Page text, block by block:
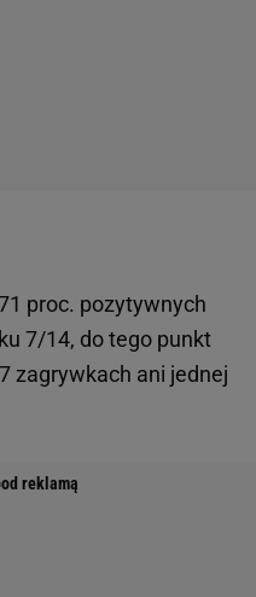
proc. pozytywnych
7/14, do tego punkt
zagrywkach ani jednej